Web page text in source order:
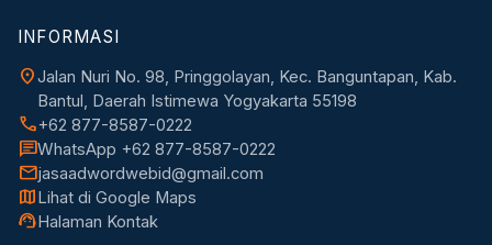
INFORMASI
location_onJalan Nuri No. 98, Pringgolayan, Kec. Banguntapan, Kab.
Bantul, Daerah Istimewa Yogyakarta 55198
call+62 877-8587-0222
chatWhatsApp +62 877-8587-0222
mailjasaadwordwebid@gmail.com
mapLihat di Google Maps
support_agentHalaman Kontak